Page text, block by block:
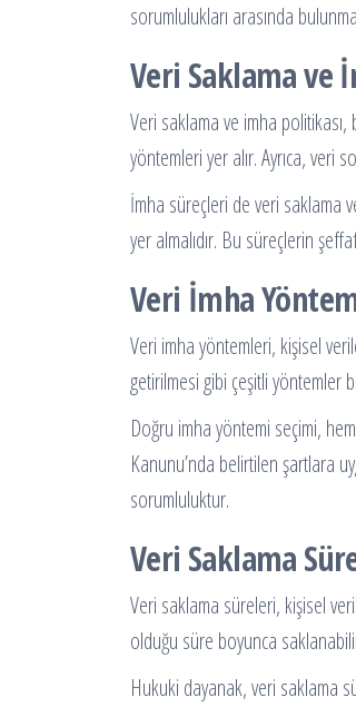
sorumlulukları arasında
Veri Saklama ve
Veri saklama ve imha
yöntemleri yer alır. Ayrıca, veri
İmha süreçleri de veri saklama
yer almalıdır. Bu süreçlerin
Veri İmha
Veri imha yöntemleri, kişisel
getirilmesi gibi çeşitli yöntemler
Doğru imha yöntemi seçimi,
Kanunu’nda belirtilen şartlara
sorumluluktur.
Veri Saklama
Veri saklama süreleri, kişisel
olduğu süre boyunca
Hukuki dayanak, veri saklama